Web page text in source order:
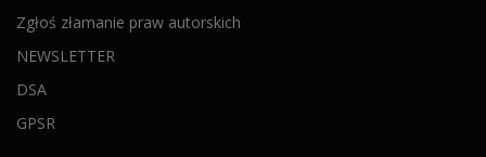
Zgłoś złamanie praw autorskich
NEWSLETTER
DSA
GPSR